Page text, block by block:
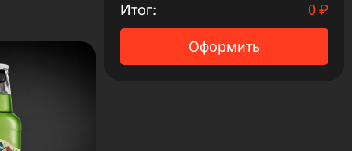
Итог: 0 ₽
Оформить